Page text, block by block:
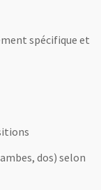
spécifique et
dos) selon